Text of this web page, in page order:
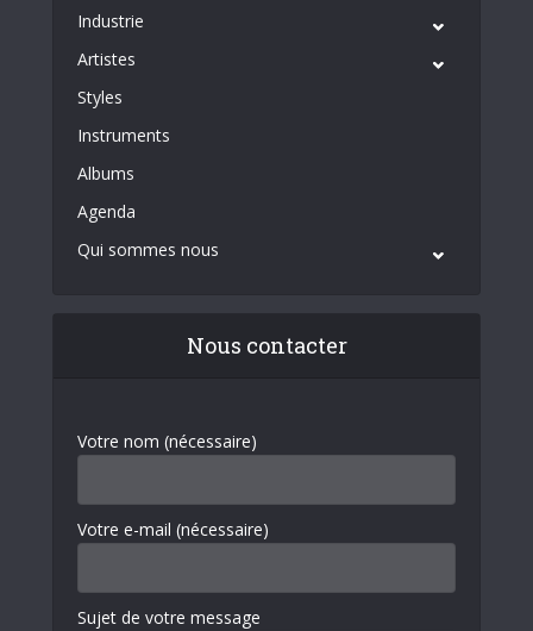
Industrie
Artistes
Styles
Instruments
Albums
Agenda
Qui sommes nous
Nous contacter
Votre nom (nécessaire)
Votre e-mail (nécessaire)
Sujet de votre message